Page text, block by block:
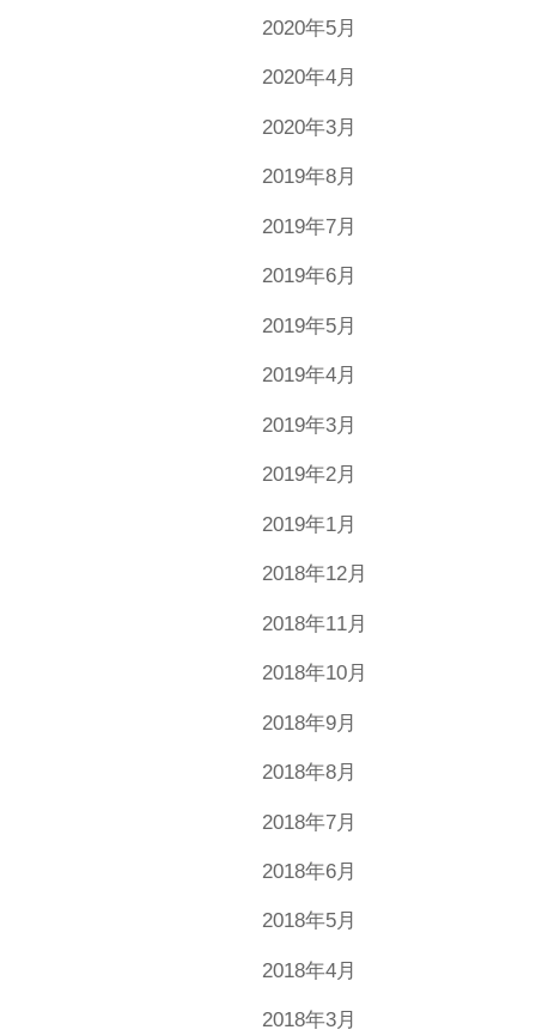
2020年5月
2020年4月
2020年3月
2019年8月
2019年7月
2019年6月
2019年5月
2019年4月
2019年3月
2019年2月
2019年1月
2018年12月
2018年11月
2018年10月
2018年9月
2018年8月
2018年7月
2018年6月
2018年5月
2018年4月
2018年3月